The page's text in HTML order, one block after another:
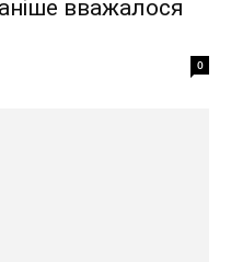
вважалося
0